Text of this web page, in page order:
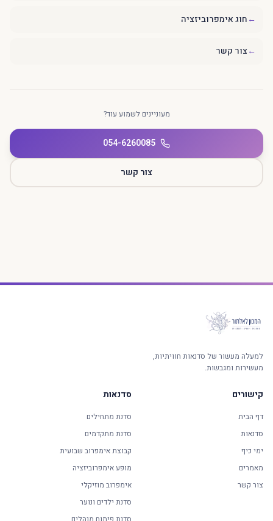
←חוג אימפרוביזציה
←צור קשר
מעוניינים לשמוע עוד?
054-6260085
צור קשר
למעלה מעשור של סדנאות חוויתיות,
מעשירות ומגבשות.
קישורים
דף הבית
סדנאות
ימי כיף
מאמרים
צור קשר
סדנאות
סדנת מתחילים
סדנת מתקדמים
קבוצת אימפרוב שבועית
מופע אימפרוביזציה
אימפרוב מוזיקלי
סדנת ילדים ונוער